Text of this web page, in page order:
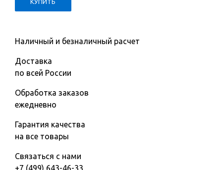
Наличный и безналичный расчет
Доставка
по всей России
Обработка заказов
ежедневно
Гарантия качества
на все товары
Связаться с нами
+7 (499) 643-46-33